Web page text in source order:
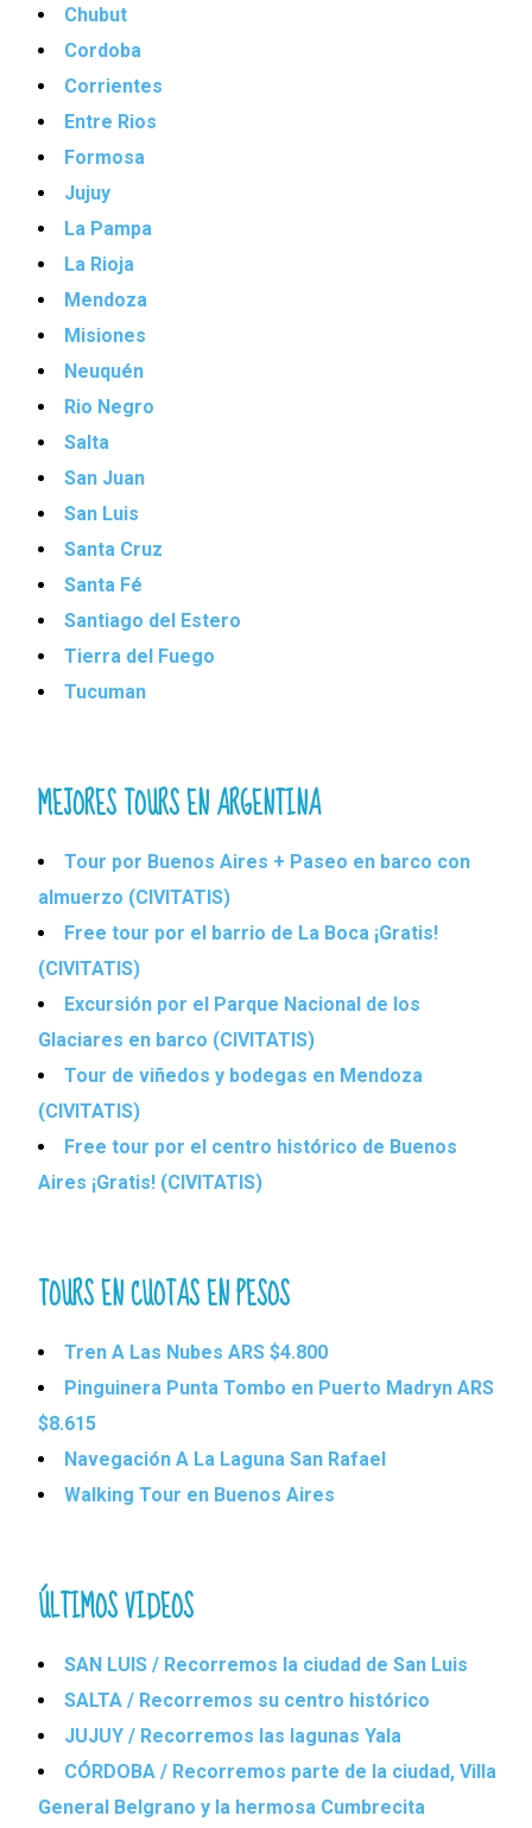
Chubut
Cordoba
Corrientes
Entre Rios
Formosa
Jujuy
La Pampa
La Rioja
Mendoza
Misiones
Neuquén
Rio Negro
Salta
San Juan
San Luis
Santa Cruz
Santa Fé
Santiago del Estero
Tierra del Fuego
Tucuman
MEJORES TOURS EN ARGENTINA
Tour por Buenos Aires + Paseo en barco con
almuerzo (CIVITATIS)
Free tour por el barrio de La Boca ¡Gratis!
(CIVITATIS)
Excursión por el Parque Nacional de los
Glaciares en barco (CIVITATIS)
Tour de viñedos y bodegas en Mendoza
(CIVITATIS)
Free tour por el centro histórico de Buenos
Aires ¡Gratis! (CIVITATIS)
TOURS EN CUOTAS EN PESOS
Tren A Las Nubes ARS $4.800
Pinguinera Punta Tombo en Puerto Madryn ARS
$8.615
Navegación A La Laguna San Rafael
Walking Tour en Buenos Aires
ÚLTIMOS VIDEOS
SAN LUIS / Recorremos la ciudad de San Luis
SALTA / Recorremos su centro histórico
JUJUY / Recorremos las lagunas Yala
CÓRDOBA / Recorremos parte de la ciudad, Villa
General Belgrano y la hermosa Cumbrecita